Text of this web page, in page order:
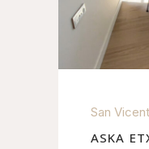
San
ASKA